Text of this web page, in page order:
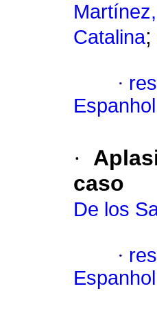
Catalina;
·
Espanhol
·
caso
De los
·
Espanhol